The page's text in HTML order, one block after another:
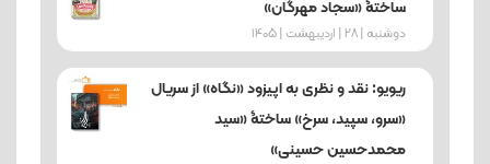
ساختۀ «سجاد مهرگان»
دوشنبه | 28 | اردیبهشت | 1405
ریویو: نقد و نظری به اپیزود «نگاه» از سریال
«سرو، سپید، سرخ» ساختۀ «سید
محمدحسین حسینی»